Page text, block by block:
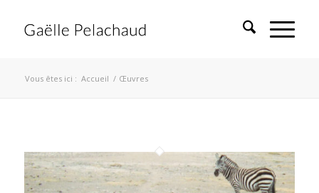
Vous êtes ici : Accueil / Œuvres